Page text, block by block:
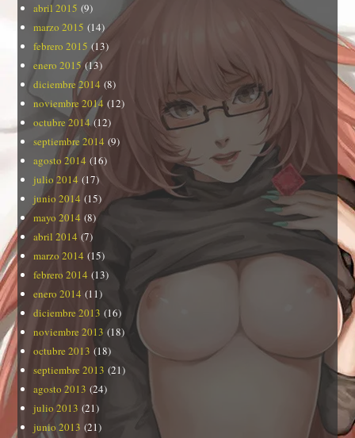
abril 2015 (9)
marzo 2015 (14)
febrero 2015 (13)
enero 2015(13)
diciembre 2014 (8)
noviembre 2014 (12)
octubre 2014(12)
septiembre 2014 (9)
agosto 2014 (16)
julio 2014 (17)
junio 2014 (15)
mayo 2014 (8)
abril 2014 (7)
marzo 2014 (15)
febrero 2014 (13)
enero 2014 (11)
diciembre 2013 (16)
noviembre 2013 (18)
octubre 2013 (18)
septiembre 2013 (21)
agosto 2013 (24)
julio 2013 (21)
junio 2013 (21)